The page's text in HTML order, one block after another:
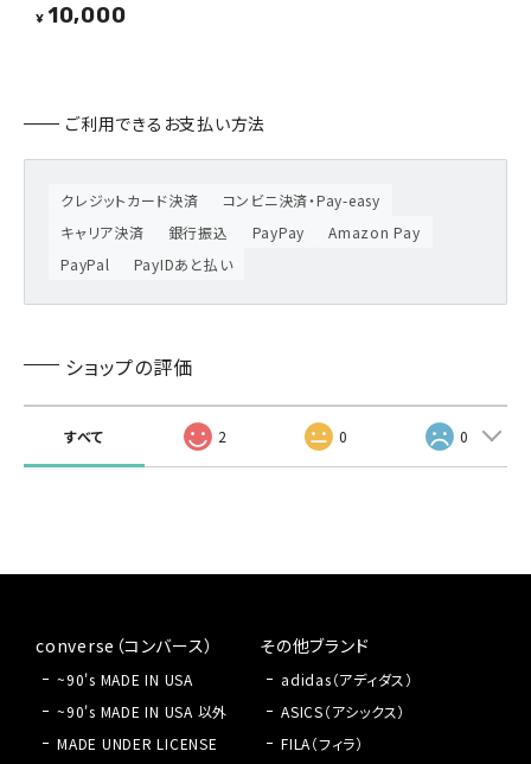
converse（コンバース）
~90's MADE IN USA
~90's MADE IN USA 以外
MADE UNDER LICENSE
その他ブランド
adidas（アディダス）
ASICS（アシックス）
FILA（フィラ）
¥ 10,000
ご利用できるお支払い方法
クレジットカード決済
コンビニ決済・Pay-easy
キャリア決済
銀行振込 PayPay
Amazon Pay
PayPal
PayIDあと払い
ショップの評価
すべて 2 0 0